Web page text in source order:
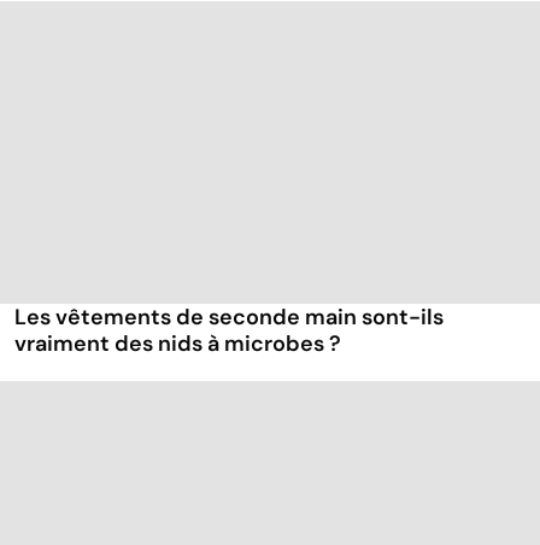
Les vêtements de seconde main sont-ils
vraiment des nids à microbes ?